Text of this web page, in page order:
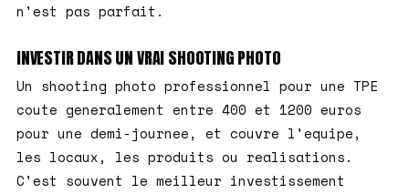
n'est pas parfait.
INVESTIR DANS UN VRAI SHOOTING PHOTO
Un shooting photo professionnel pour une TPE
coute generalement entre 400 et 1200 euros
pour une demi-journee, et couvre l'equipe,
les locaux, les produits ou realisations.
C'est souvent le meilleur investissement